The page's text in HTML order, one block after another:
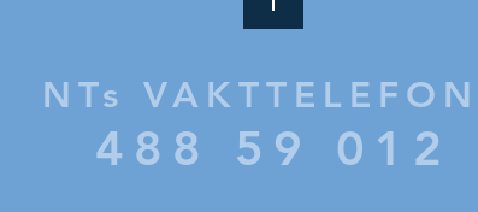
Beredskap og sikkerhet
NTs VAKTTELEFON
488 59 012